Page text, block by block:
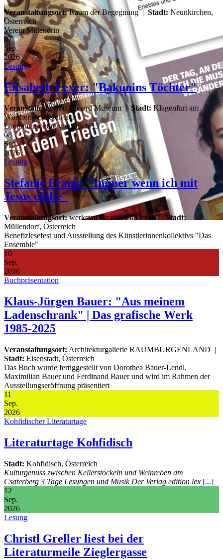
Veranstaltungsort:Raum der Begegnung| Stadt: Neunkirchen,
Österreich
Verein Mittendrin
07
Sep.
2026
Lesung
Elisabeth Lexer: "Bakunins Töchter"
Veranstaltungsort:Eboard Museum| Stadt: Klagenfurt am
Wörthersee, Österreich
Literatur:montag von Buch 13
08
Sep.
2026
Lesung
Stefanie Frank: "Immer wenn ich mit
Jesus chille"
Veranstaltungsort:werkstatt für kunst im leben| Stadt:
Müllendorf, Österreich
Benefizlesefest und Ausstellung des Künstlerinnenkollektivs "Das
Ensemble"
10
Sep.
2026
Buchpräsentation
Klaus-Jürgen Bauer: "Aus meinem
Ladenschrank" | Das grafische Werk
1985-2025
Veranstaltungsort: Architekturgalierie RAUMBURGENLAND |
Stadt: Eisenstadt, Österreich
Das Buch wurde fertiggestellt von Dorothea Bauer-Lendl,
Maximilian Bauer und Ferdinand Bauer und wird im Rahmen der
Ausstellungseröffnung präsentiert
11
Sep.
2026
Kohfidischer Literaturtage
Literaturtage Kohfidisch
Stadt: Kohfidisch, Österreich
Kulturgenuss zwischen Kellerstöckeln und Weinreben am
Csaterberg 3 Tage Lesungen und Musik Der Verlag edition lex [...]
12
Sep.
2026
Lesung
Christl Greller liest bei der
Literaturmeile Zieglergasse